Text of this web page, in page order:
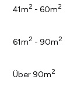
41m2 - 60m2
61m2 - 90m2
Über 90m2